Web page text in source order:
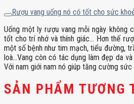
Rượu vang uống nó có tốt cho sức
Uống một ly rượu vang mỗi ngày không
tốt cho trí nhớ và thính giác… Hơn thế
một số bệnh như tim mạch, tiểu đường,
loà…Vang còn có tác dụng làm đẹp da
Với nam giới nam nó giúp tăng cường sức
SẢN PHẨM TƯƠNG